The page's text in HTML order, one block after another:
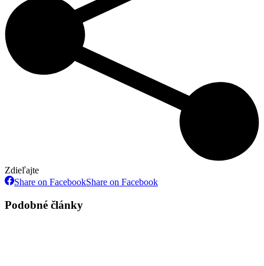
Zdieľajte
Share on FacebookShare on Facebook
Podobné články